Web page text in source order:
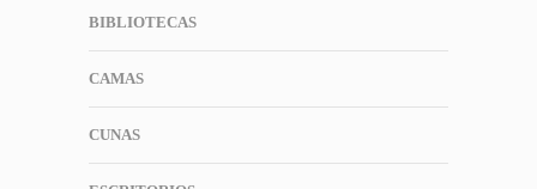
BIBLIOTECAS
CAMAS
CUNAS